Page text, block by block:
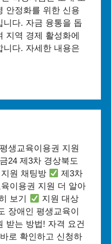
안정화를 위한 신용
니다. 자금 융통을 돕
지역 경제 활성화에
니다. 자세한 내용은
생교육이용권 지원
24 제3차 경상북도
원 채팅방
제3차
이용권 지원 더 알아
보기
지원 대상
장애인 평생교육이
받는 방법! 자격 요건
로 확인하고 신청하